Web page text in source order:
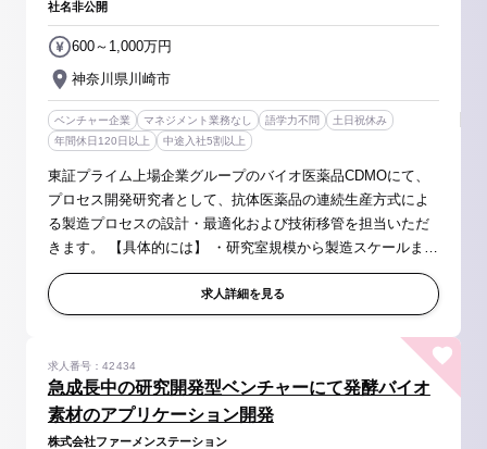
社名非公開
神奈川県川崎市
600～1,000万円
ベンチャー企業 マネジメント業務なし 語学力不問
土日祝休み
年間休日120日以上
中途入社5割以上
東証プライム上場企業グループのバイオ医薬品CDMOにて、
プロセス開発研究者として、抗体医薬品の連続生産方式によ
る製造プロセスの設計・最適化および技術移管を担当いただ
きます。 【具体的には】 ・研究室規模から製造スケールまで
のプロセス設計と検証 ・GMP環境でのプロセス実証 ・治験
薬製造および商業生産へ...求人詳細を見る
急成長中の研究開発型ベンチャーにて発酵バイオ
素材のアプリケーション開発
求人番号：42434
株式会社ファーメンステーション